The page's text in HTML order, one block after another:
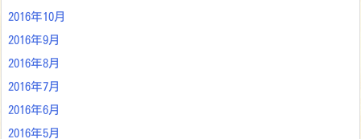
2016年10月
2016年9月
2016年8月
2016年7月
2016年6月
2016年5月